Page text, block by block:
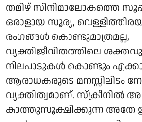
തമിഴ് സിനിമാലോകത്തെ
ഒരാളായ സൂര്യ,
രംഗങ്ങൾ കൊണ്ടുമാത്രമല്ല,
വ്യക്തിജീവിതത്തിലെ
നിലപാടുകൾ കൊണ്ടും
ആരാധകരുടെ മനസ്സിലിടം
വ്യക്തിത്വമാണ്. സ്ക്രീനിൽ
കാത്തുസൂക്ഷിക്കുന്ന അതേ